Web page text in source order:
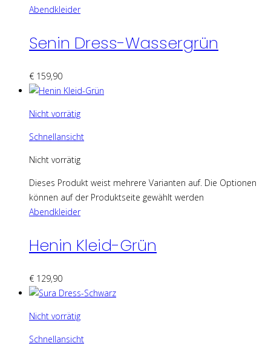
Abendkleider
Senin Dress-Wassergrün
€ 159,90
Nicht vorrätig
Schnellansicht
Nicht vorrätig
Dieses Produkt weist mehrere Varianten auf. Die Optionen
können auf der Produktseite gewählt werden
Abendkleider
Henin Kleid-Grün
€ 129,90
Nicht vorrätig
Schnellansicht